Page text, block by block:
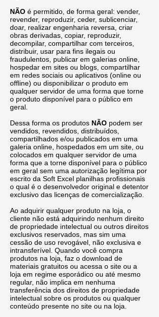
NÃO é permitido, de forma geral: vender,
revender, reproduzir, ceder, sublicenciar,
doar, realizar engenharia reversa, criar
obras derivadas, copiar, reproduzir,
decompilar, compartilhar com terceiros,
distribuir, usar para fins ilegais ou
fraudulentos, publicar em galerias online,
hospedar em sites ou blogs, compartilhar
em redes sociais ou aplicativos (online ou
offline) ou disponibilizar o produto em
qualquer servidor de uma forma que torne
o produto disponível para o público em
geral.
Dessa forma os produtos NÃO podem ser
vendidos, revendidos, distribuídos,
compartilhados e/ou publicados em uma
galeria online, hospedados em um site, ou
colocados em qualquer servidor de uma
forma que a torne disponível para o público
em geral sem uma autorização legítima por
escrito da Soft Excel planilhas profissionais
o qual é o desenvolvedor original e detentor
exclusivo das licenças de comercialização.
Ao adquirir qualquer produto na loja, o
cliente não está adquirindo nenhum direito
de propriedade intelectual ou outros direitos
exclusivos reservados, mas sim uma
cessão de uso revogável, não exclusiva e
intransferível. Quando você compra
produtos na loja, faz o download de
materiais gratuitos ou acessa o site ou a
loja em regime esporádico ou até mesmo
regular, não implica em nenhuma
transferência dos direitos de propriedade
intelectual sobre os produtos ou qualquer
conteúdo presente no site ou na loja.